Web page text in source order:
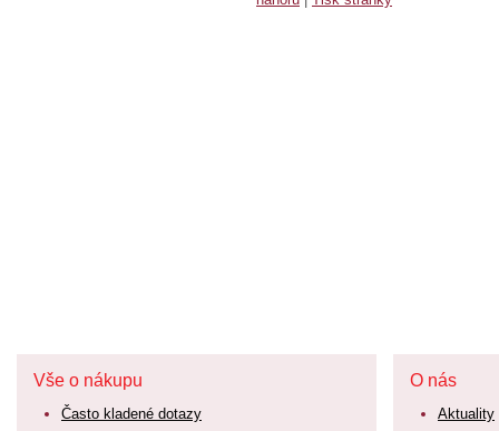
Vše o nákupu
Často kladené dotazy
O nás
Aktuality